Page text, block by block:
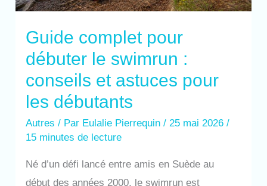
Guide complet pour
débuter le swimrun :
conseils et astuces pour
les débutants
Autres / Par Eulalie Pierrequin/25 mai 2026/
15 minutes de lecture
Né d’un défi lancé entre amis en Suède au
début des années 2000, le swimrun est